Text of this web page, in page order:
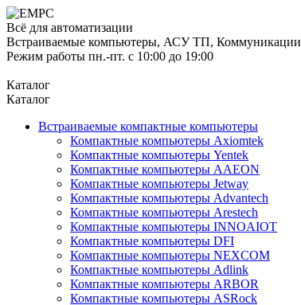
Всё для автоматизации
Встраиваемые компьютеры, АСУ ТП, Коммуникации
Режим работы пн.-пт. с 10:00 до 19:00
Каталог
Каталог
Встраиваемые компактные компьютеры
Компактные компьютеры Axiomtek
Компактные компьютеры Yentek
Компактные компьютеры AAEON
Компактные компьютеры Jetway
Компактные компьютеры Advantech
Компактные компьютеры Arestech
Компактные компьютеры INNOAIOT
Компактные компьютеры DFI
Компактные компьютеры NEXCOM
Компактные компьютеры Adlink
Компактные компьютеры ARBOR
Компактные компьютеры ASRock